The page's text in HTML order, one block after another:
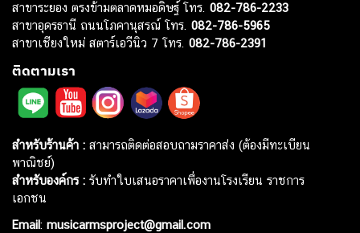
สาขาระยอง ตรงข้ามตลาดหมอดิษฐ์ โทร. 082-786-2233
สาขาอุดรธานี ถนนโภคานุสรณ์ โทร. 082-786-5965
สาขาเชียงใหม่ สตาร์เอวีนิว 7 โทร. 082-786-2391
ติดตามเรา
สำหรับร้านค้า : สามารถติดต่อสอบถามราคาส่ง (ต้องมีทะเบียน
พาณิชย์)
สำหรับองค์กร : รับทำใบเสนอราคาเพื่องานโรงเรียน ราชการ
เอกชน
Email: musicarmsproject@gmail.com